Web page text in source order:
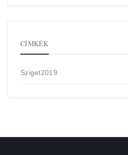
CÍMKÉK
Sziget2019